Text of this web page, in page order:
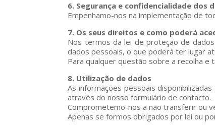
6. Segurança e confidencialidade dos
Empenhamo-nos na implementação de
7. Os seus direitos e como poderá
Nos termos da lei de proteção de
dados pessoais, o que poderá ter lugar
Para qualquer questão sobre a recolha
8. Utilização de dados
As informações pessoais
através do nosso formulário de contacto.
Comprometemo-nos a não transferir ou
Apenas se formos obrigados por lei ou